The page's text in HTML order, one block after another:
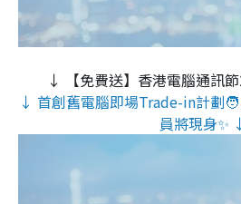
↓ 【免費送】香港電腦通訊
↓ 首創舊電腦即場Trade-in計劃
員將現身✨